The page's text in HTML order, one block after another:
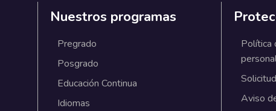
Nuestros programas
Pregrado
Posgrado
Educación Continua
Idiomas
Política
Aviso